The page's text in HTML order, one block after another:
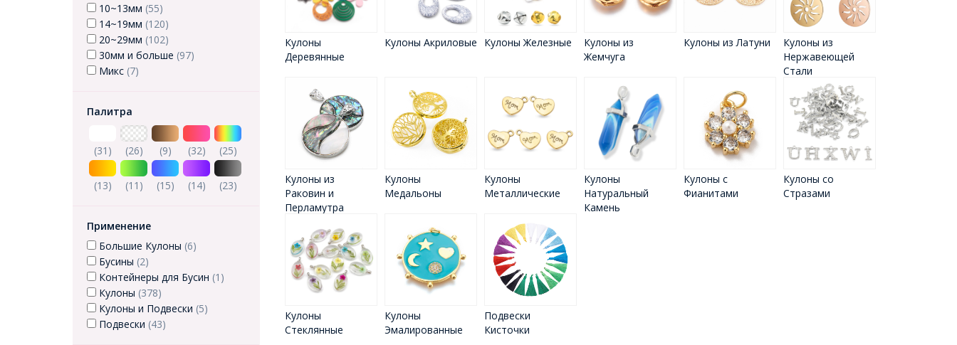
10~13мм (55)
14~19мм (120)
20~29мм (102)
30мм и больше (97)
Микс (7)
Палитра
(31) (26) (9) (32) (25)
(13) (11) (15) (14) (23)
Применение
Большие Кулоны (6)
Бусины (2)
Контейнеры для Бусин (1)
Кулоны (378)
Кулоны и Подвески (5)
Подвески (43)
Кулоны
Деревянные
Кулоны Акриловые Кулоны Железные
Кулоны из
Жемчуга
Кулоны из Латуни
Кулоны из
Нержавеющей
Стали
Кулоны из
Раковин и
Перламутра
Кулоны
Медальоны
Кулоны
Металлические
Кулоны
Натуральный
Камень
Кулоны с
Фианитами
Кулоны со
Стразами
Кулоны
Стеклянные
Кулоны
Эмалированные
Подвески
Кисточки